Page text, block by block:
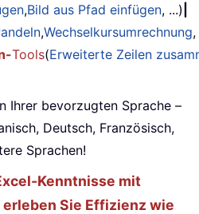
,Bild aus Pfad einfügen, ...)
,Wechselkursumrechnung
Tools(Erweiterte Zeilen
Ihrer bevorzugten Sprache –
Deutsch, Französisch,
Sprachen!
Kenntnisse mit
Sie Effizienz wie